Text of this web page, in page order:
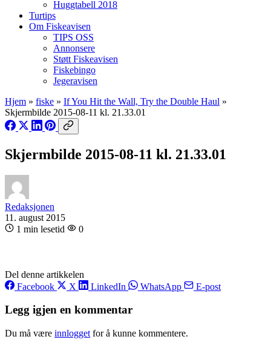
Huggtabell 2018
Turtips
Om Fiskeavisen
TIPS OSS
Annonsere
Støtt Fiskeavisen
Fiskebingo
Jegeravisen
Hjem » fiske » If You Hit the Wall, Try the Double Haul »
Skjermbilde 2015-08-11 kl. 21.33.01
Skjermbilde 2015-08-11 kl. 21.33.01
Redaksjonen
11. august 2015
1 min lesetid
0
Del denne artikkelen
Facebook
X LinkedIn WhatsApp E-post
Legg igjen en kommentar
Du må være innlogget for å kunne kommentere.